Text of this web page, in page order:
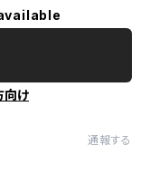
向け
通報する